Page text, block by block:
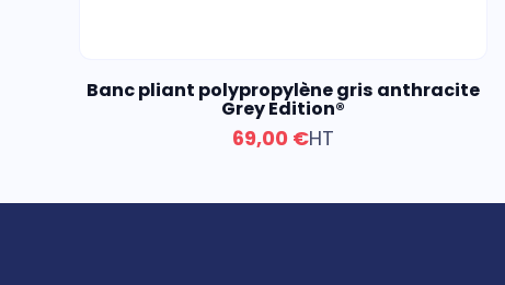
Banc pliant polypropylène gris anthracite
Grey Edition®
69,00 €HT